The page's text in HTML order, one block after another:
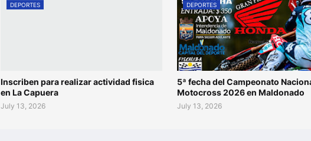
DEPORTES
Inscriben para realizar actividad fisica
en La Capuera
July 13, 2026
DEPORTES
5ª fecha del Campeonato
Motocross 2026 en Maldonado
July 13, 2026